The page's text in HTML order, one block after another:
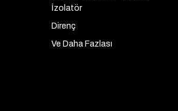
İzolatör
Direnç
Ve Daha Fazlası